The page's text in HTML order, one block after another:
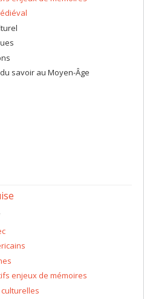
savoir au Moyen-Âge
enjeux de mémoires